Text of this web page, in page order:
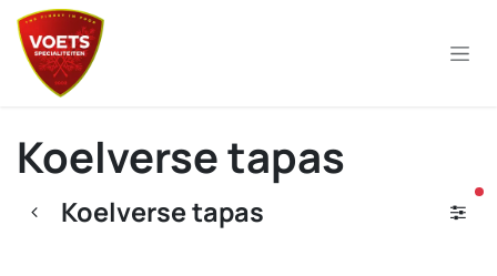
Overslaan naar inhoud
Koelverse tapas
Koelverse tapas